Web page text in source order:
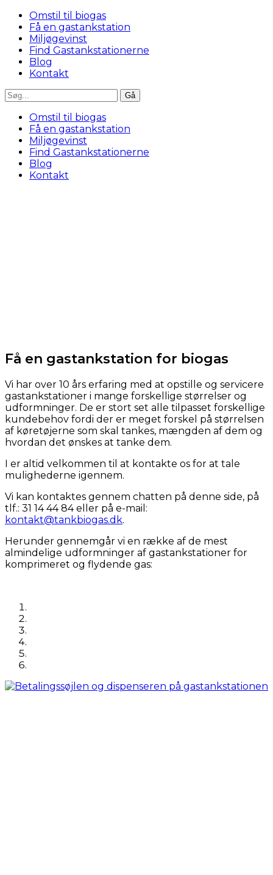
Omstil til biogas
Få en gastankstation
Miljøgevinst
Find Gastankstationerne
Blog
Kontakt
Omstil til biogas
Få en gastankstation
Miljøgevinst
Find Gastankstationerne
Blog
Kontakt
Få en gastankstation for biogas
Vi har over 10 års erfaring med at opstille og servicere
gastankstationer i mange forskellige størrelser og
udformninger. De er stort set alle tilpasset forskellige
kundebehov fordi der er meget forskel på størrelsen
af køretøjerne som skal tankes, mængden af dem og
hvordan det ønskes at tanke dem.
I er altid velkommen til at kontakte os for at tale
mulighederne igennem.
Vi kan kontaktes gennem chatten på denne side, på
tlf.: 31 14 44 84 eller på e-mail:
kontakt@tankbiogas.dk.
Herunder gennemgår vi en række af de mest
almindelige udformninger af gastankstationer for
komprimeret og flydende gas: